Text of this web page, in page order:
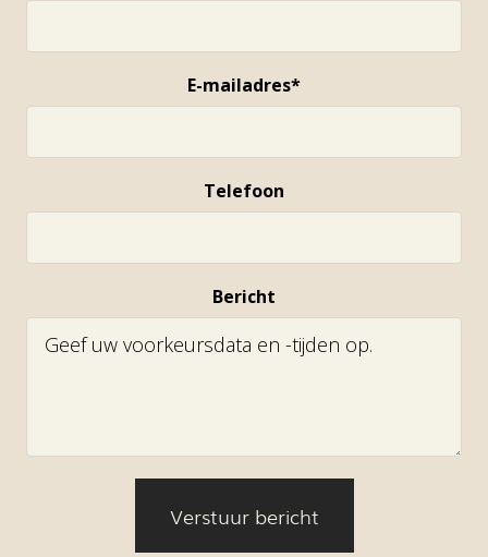
E-mailadres*
Telefoon
Bericht